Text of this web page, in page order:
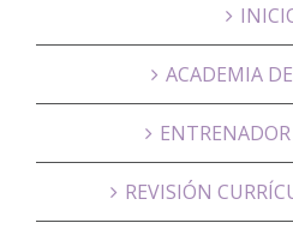
ACADEMIA
REVISIÓN